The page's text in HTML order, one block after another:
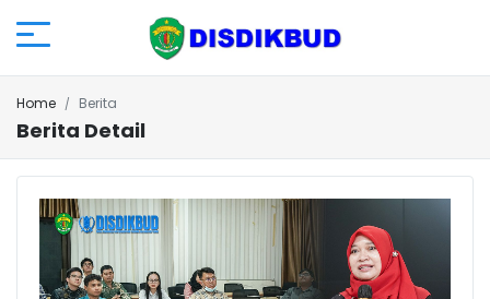
Home Berita
Berita Detail